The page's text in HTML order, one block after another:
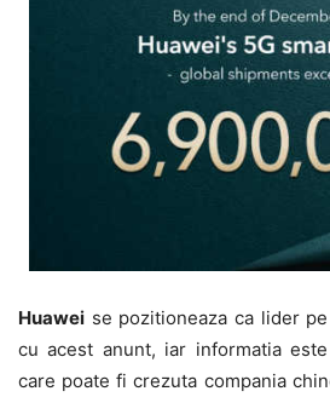
Huawei se pozitioneaza ca lider
cu acest anunt, iar informatia
care poate fi crezuta compania